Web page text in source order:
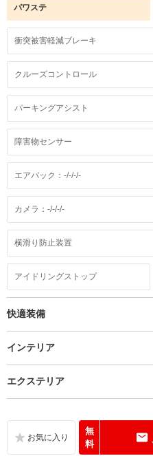
パワステ
衝突被害軽減ブレーキ
クルーズコントロール
パーキングアシスト
障害物センサー
エアバック：-/-/-/-
カメラ：-/-/-/-
横滑り防止装置
アイドリングストップ
快適装備
インテリア
エクステリア
無
料